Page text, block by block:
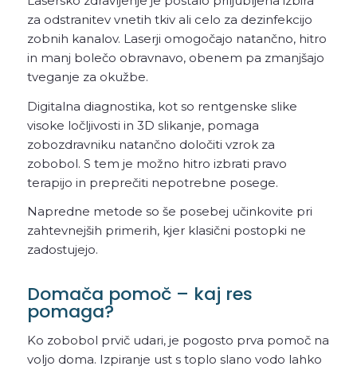
za odstranitev vnetih tkiv ali celo za dezinfekcijo
zobnih kanalov. Laserji omogočajo natančno, hitro
in manj bolečo obravnavo, obenem pa zmanjšajo
tveganje za okužbe.
Digitalna diagnostika, kot so rentgenske slike
visoke ločljivosti in 3D slikanje, pomaga
zobozdravniku natančno določiti vzrok za
zobobol. S tem je možno hitro izbrati pravo
terapijo in preprečiti nepotrebne posege.
Napredne metode so še posebej učinkovite pri
zahtevnejših primerih, kjer klasični postopki ne
zadostujejo.
Domača pomoč – kaj res
pomaga?
Ko zobobol prvič udari, je pogosto prva pomoč na
voljo doma. Izpiranje ust s toplo slano vodo lahko